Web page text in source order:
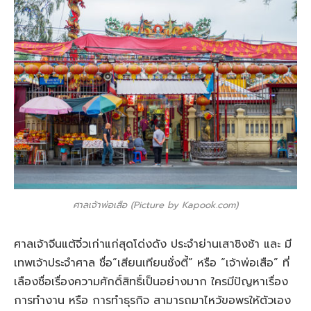
ศาลเจ้าพ่อเสือ (Picture by Kapook.com)
ศาลเจ้าจีนแต้จิ๋วเก่าแก่สุดโด่งดัง ประจำย่านเสาชิงช้า และ มี
เทพเจ้าประจำศาล ชื่อ“เสียนเทียนซั่งตี้” หรือ “เจ้าพ่อเสือ” ที่
เลืองชื่อเรื่องความศักดิ์สิทธิ์เป็นอย่างมาก ใครมีปัญหาเรื่อง
การทำงาน หรือ การทำธุรกิจ สามารถมาไหว้ขอพรให้ตัวเอง